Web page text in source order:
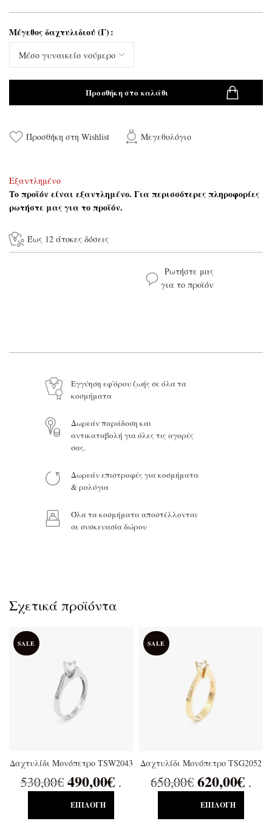
Μέγεθος δαχτυλιδιού (Γ)
Προσθήκη στο καλάθι
Προσθήκη στη Wishlist Μεγεθολόγιο
Εξαντλημένο
Το προϊόν είναι εξαντλημένο. Για περισσότερες πληροφορίες
ρωτήστε μας για το προϊόν.
Έως 12 άτοκες δόσεις
Ρωτήστε μας
για το προϊόν
Το μήνυμά σας
Εγγύηση εφ'όρου ζωής σε όλα τα
κοσμήματα
Δωρεάν παράδοση και
αντικαταβολή για όλες τις αγορές
σας.
Δωρεάν επιστροφές για κοσμήματα
& ρολόγια
Όλα τα κοσμήματα αποστέλλονται
σε συσκευασία δώρου
Σχετικά προϊόντα
SALE
Δαχτυλίδι Μονόπετρο TSW2043
530,00€ 490,00€ .
ΕΠΙΛΟΓΉ
SALE
Δαχτυλίδι Μονόπετρο TSG2052
650,00€ 620,00€ .
ΕΠΙΛΟΓΉ